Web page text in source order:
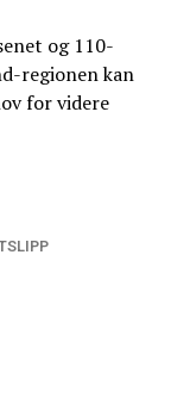
og 110-
regionen kan
for videre